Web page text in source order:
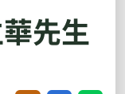
先生